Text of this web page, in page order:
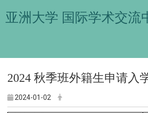
亚洲大学 国际学术交流
2024 秋季班外籍生申请入
2024-01-02